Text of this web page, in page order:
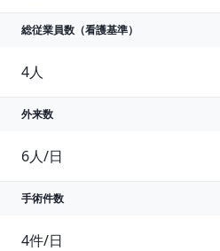
総従業員数 （看護基準）
外来数
6人/日
手術件数
4件/日